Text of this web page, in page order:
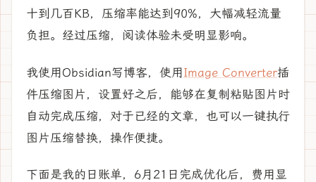
十到几百KB，压缩率能达到90%，大幅减轻流量
负担。经过压缩，阅读体验未受明显影响。
我使用Obsidian写博客，使用Image Converter插
件压缩图片，设置好之后，能够在复制粘贴图片时
自动完成压缩，对于已经的文章，也可以一键执行
图片压缩替换，操作便捷。
下面是我的日账单，6月21日完成优化后，费用显